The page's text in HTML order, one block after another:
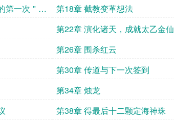
第一次＂交
第18章 截教变革想法
第22章 演化诸天，成就太乙金仙
第26章 围杀红云
第30章 传道与下一次签到
第34章 烛龙
第38章 得最后十二颗定海神珠